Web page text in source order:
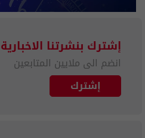
إشترك بنشرتنا الاخبارية
انضم الى ملايين المتابعين
إشترك